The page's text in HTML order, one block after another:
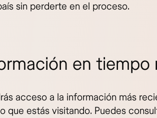
sin perderte en el proceso.
en tiempo
acceso a la información más
que estás visitando. Puedes